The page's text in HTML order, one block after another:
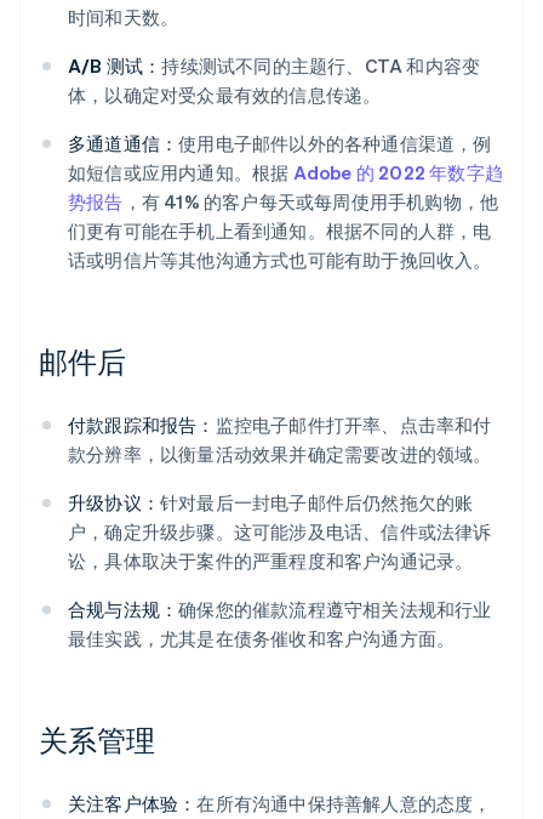
时间和天数。
A/B 测试：持续测试不同的主题行、CTA 和内容变
体，以确定对受众最有效的信息传递。
多通道通信：使用电子邮件以外的各种通信渠道，例
如短信或应用内通知。根据 Adobe 的 2022 年数字趋
势报告 ，有 41% 的客户每天或每周使用手机购物，他
们更有可能在手机上看到通知。根据不同的人群，电
话或明信片等其他沟通方式也可能有助于挽回收入。
邮件后
付款跟踪和报告： 监控电子邮件打开率、点击率和付
款分辨率，以衡量活动效果并确定需要改进的领域。
升级协议： 针对最后一封电子邮件后仍然拖欠的账
户，确定升级步骤。这可能涉及电话、信件或法律诉
讼，具体取决于案件的严重程度和客户沟通记录。
合规与法规：确保您的催款流程遵守相关法规和行业
最佳实践，尤其是在债务催收和客户沟通方面。
关系管理
关注客户体验：在所有沟通中保持善解人意的态度，